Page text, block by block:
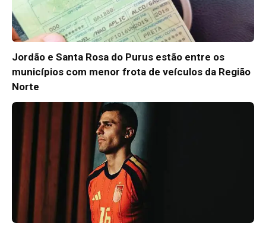
Jordão e Santa Rosa do Purus estão entre os
municípios com menor frota de veículos da Região
Norte